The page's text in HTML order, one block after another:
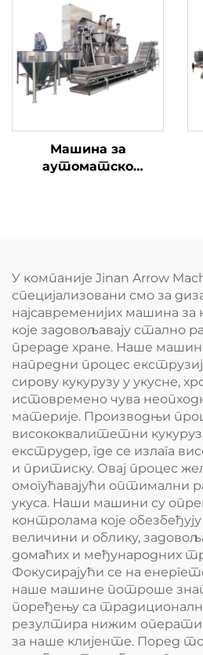
Машина за
аутоматско
У компаније Jinan Arrow
специјализовани смо за
најсавременијих машина за
које задовољавају стално
прераде хране. Наше
напредни процес
сирову кукурузу у укусне,
истовремено чува
материје. Производњи
висококвалитетни
екструдер, где се излага
и притиску. Овај процес
омогућавајући оптимални
укуса. Наши машини су
контролама које
величини и облику,
домаћих и међународних
Фокусирајући се на
наше машине потроше
поређењу са
резултира нижим
за наше клијенте. Поред